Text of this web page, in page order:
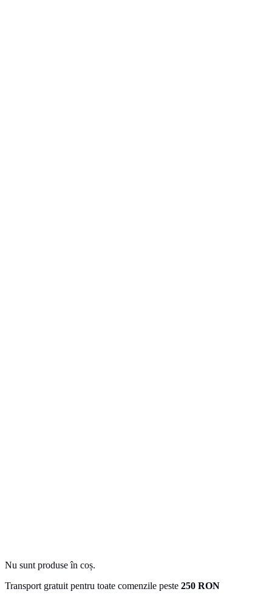
Nu sunt produse în coș.
Transport gratuit pentru toate comenzile peste 250 RON